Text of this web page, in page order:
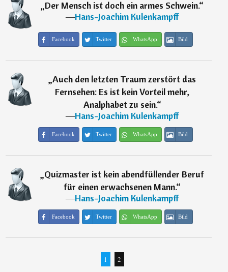
„Der Mensch ist doch ein armes Schwein.“
―Hans-Joachim Kulenkampff
Facebook Twitter WhatsApp Bild
„Auch den letzten Traum zerstört das
Fernsehen: Es ist kein Vorteil mehr,
Analphabet zu sein.“
―Hans-Joachim Kulenkampff
Facebook Twitter WhatsApp Bild
„Quizmaster ist kein abendfüllender Beruf
für einen erwachsenen Mann.“
―Hans-Joachim Kulenkampff
Facebook Twitter WhatsApp Bild
1 2